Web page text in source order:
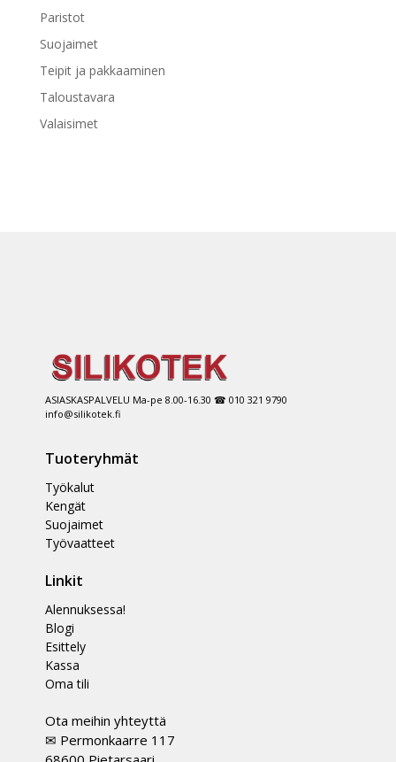
Paristot
Suojaimet
Teipit ja pakkaaminen
Taloustavara
Valaisimet
ASIASKASPALVELU Ma-pe 8.00-16.30 ☎ 010 321 9790
info@silikotek.fi
Tuoteryhmät
Työkalut
Kengät
Suojaimet
Työvaatteet
Linkit
Alennuksessa!
Blogi
Esittely
Kassa
Oma tili
Ota meihin yhteyttä
✉ Permonkaarre 117